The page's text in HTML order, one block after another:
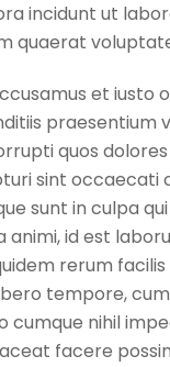
incidunt ut
quaerat
et iusto
praesentium
quos
sint occaecati
sunt in culpa
animi, id est
rerum
tempore,
cumque nihil
facere